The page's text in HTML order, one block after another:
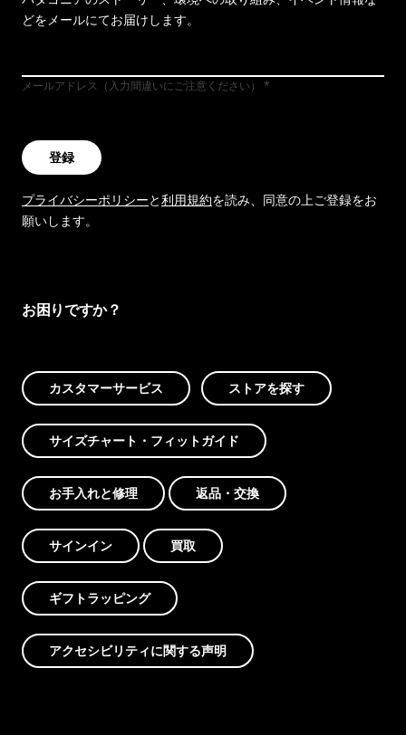
どをメールにてお届けします。
メールアドレス（入力間違いにご注意ください）
登録
プライバシーポリシーと利用規約を読み、同意の上ご登録をお
願いします。
お困りですか？
カスタマーサービス ストアを探す
サイズチャート・フィットガイド
お手入れと修理 返品・交換
サインイン 買取
ギフトラッピング
アクセシビリティに関する声明